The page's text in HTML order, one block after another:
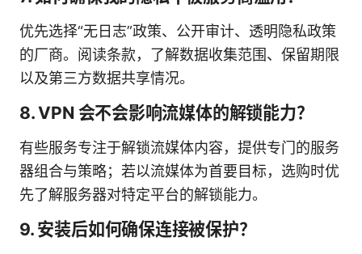
优先选择“无日志”政策、公开审计、透明隐私政策
的厂商。阅读条款，了解数据收集范围、保留期限
以及第三方数据共享情况。
8. VPN 会不会影响流媒体的解锁能力？
有些服务专注于解锁流媒体内容，提供专门的服务
器组合与策略；若以流媒体为首要目标，选购时优
先了解服务器对特定平台的解锁能力。
9. 安装后如何确保连接被保护？